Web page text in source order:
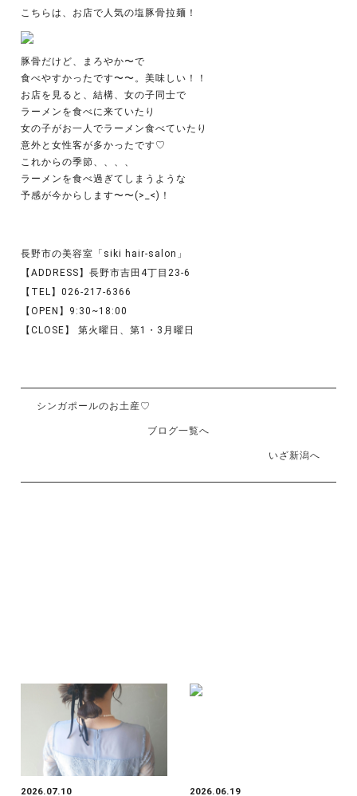
こちらは、お店で人気の塩豚骨拉麺！
豚骨だけど、まろやか〜で
食べやすかったです〜〜。美味しい！！
お店を見ると、結構、女の子同士で
ラーメンを食べに来ていたり
女の子がお一人でラーメン食べていたり
意外と女性客が多かったです♡
これからの季節、、、、
ラーメンを食べ過ぎてしまうような
予感が今からします〜〜(>_<)！
長野市の美容室「siki hair-salon」
【ADDRESS】長野市吉田4丁目23-6
【TEL】026-217-6366
【OPEN】9:30~18:00
【CLOSE】 第火曜日、第1・3月曜日
シンガポールのお土産♡
ブログ一覧へ
いざ新潟へ
2026.07.10 2026.06.19